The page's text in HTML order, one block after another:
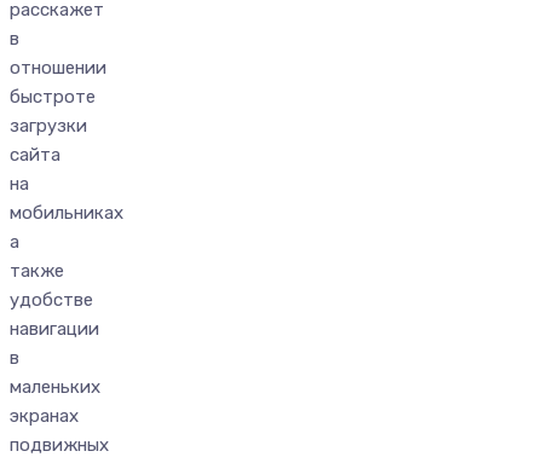
расскажет
в
отношении
быстроте
загрузки
сайта
на
мобильниках
а
также
удобстве
навигации
в
маленьких
экранах
подвижных